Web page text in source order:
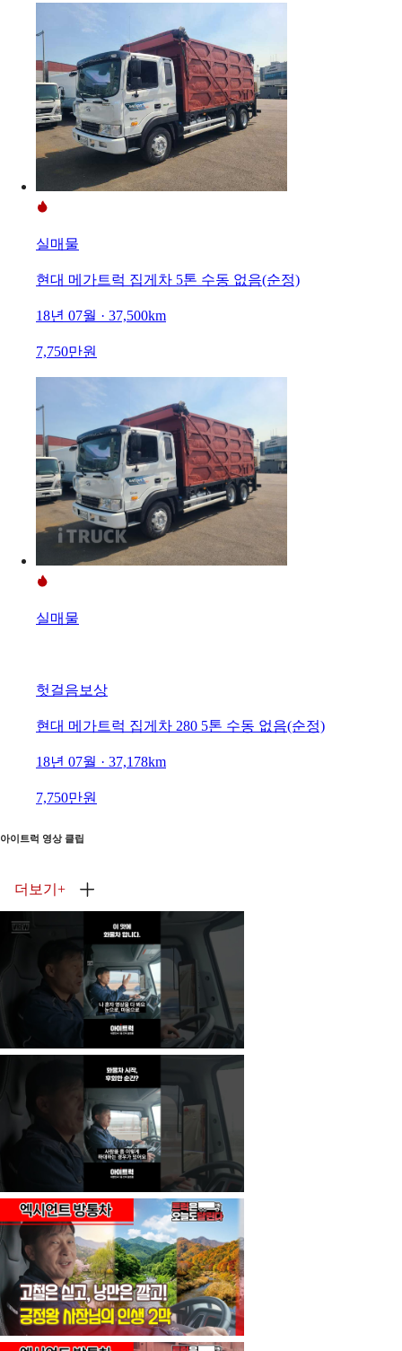
실매물
현대 메가트럭 집게차 5톤 수동 없음(순정)
18년 07월 · 37,500km
7,750만원
실매물
헛걸음보상
현대 메가트럭 집게차 280 5톤 수동 없음(순정)
18년 07월 · 37,178km
7,750만원
아이트럭 영상 클립
더보기 +